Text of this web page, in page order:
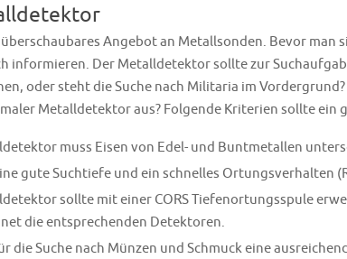
Angebot an Metallsonden. Bevor
informieren. Der Metalldetektor sollte zur
oder steht die Suche nach Militaria im
Metalldetektor aus? Folgende Kriterien sollte
muss Eisen von Edel- und Buntmetallen
gute Suchtiefe und ein schnelles Ortungsverhalten
sollte mit einer CORS Tiefenortungsspule
die entsprechenden Detektoren.
die Suche nach Münzen und Schmuck eine